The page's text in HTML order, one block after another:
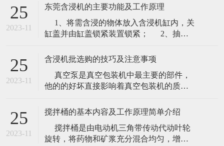
25
2023-11
东莞含浸机的主要功能及工作原理
1、将需含浸的物体放入含浸机缸内，关
缸盖并由缸盖锁紧装置锁紧； 2、抽真
在大气作用下压入缸内，液体达到一定的
到一定的负压后保压维持； 4、平衡打
开吸管口，含浸机在空气大
25
2023-11
含浸机批选购的技巧及注意事项
真空泵是真空包装机中最主要的部件，
他的的好坏直接影响着真空包装机的质量
意真空泵的质量，一般来说一台好的真空
包装机可以有以下几点： 1.深圳真空含
浸机 真空包装机外型使用的材料:现在有喷
漆的和不锈钢之分,不锈钢的型号也有区别,
25
2023-11
搅拌桶的基本内容及工作原理简单介绍
搅拌桶是由电动机三角带传动代动叶轮
旋转，将药物和矿浆充分混合均匀，增加